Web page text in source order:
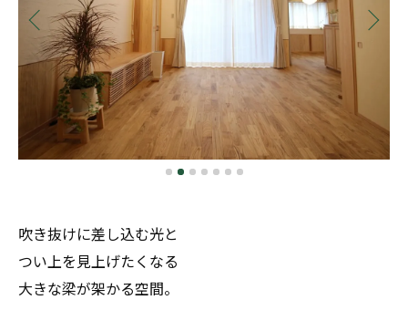
吹き抜けに差し込む光と
つい上を見上げたくなる
大きな梁が架かる空間。